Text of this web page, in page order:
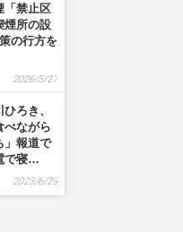
「禁止区
煙所の設
の行方を
2026/5/27
ろき、
べながら
」報道で
で寝…
2023/6/29